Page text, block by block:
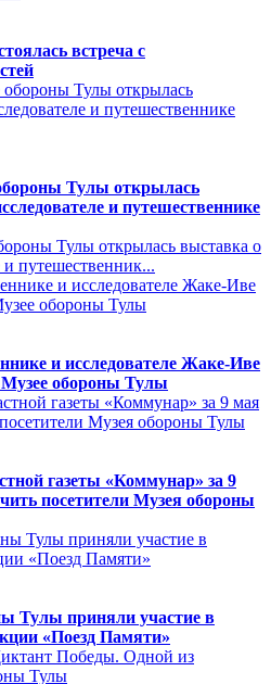
встреча с
Тулы открылась
и путешественнике
Тулы открылась выставка о
и путешественник...
и исследователе Жаке-Иве
обороны Тулы
газеты «Коммунар» за 9
посетители Музея обороны
Тулы приняли участие в
«Поезд Памяти»